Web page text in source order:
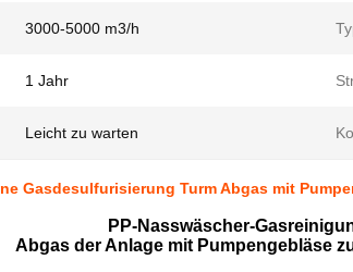
3000-5000 m3/h
1 Jahr
Leicht zu warten
Gasdesulfurisierung Turm Abgas mit
PP-Nasswäscher-
Abgas der Anlage mit Pumpengebläse